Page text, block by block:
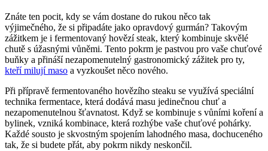
Znáte ten pocit, kdy se vám dostane do rukou něco tak
výjimečného, že si připadáte jako opravdový gurmán? Takovým
zážitkem je i fermentovaný hovězí steak, který kombinuje skvělé
chutě s úžasnými vůněmi. Tento pokrm je pastvou pro vaše chuťové
buňky a přináší nezapomenutelný gastronomický zážitek pro ty,
kteří milují maso a vyzkoušet něco nového.
Při přípravě fermentovaného hovězího steaku se využívá speciální
technika fermentace, která dodává masu jedinečnou chuť a
nezapomenutelnou šťavnatost. Když se kombinuje s vůními koření a
bylinek, vzniká kombinace, která rozhýbe vaše chuťové pohárky.
Každé sousto je skvostným spojením lahodného masa, dochuceného
tak, že si budete přát, aby pokrm nikdy neskončil.